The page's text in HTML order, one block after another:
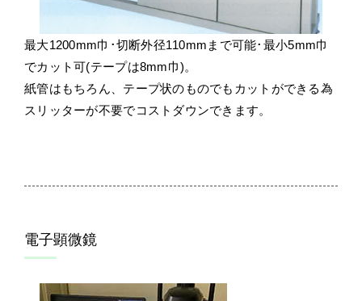
最大1200mm巾･切断外径110mmまで可能･最小5mm巾
でカット可(テープは8mm巾)。
紙管はもちろん、テープ状のものでもカットができる為
スリッターが不要でコストダウンできます。
電子顕微鏡